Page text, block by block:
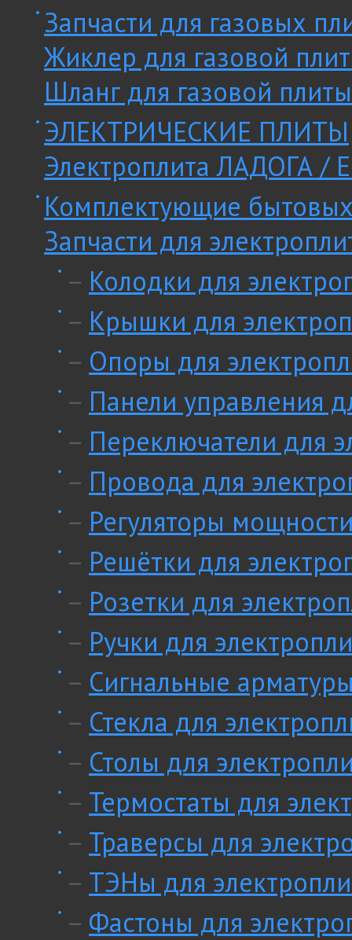
Запчасти для газовых
Жиклер для газовой
Шланг для газовой плиты
ЭЛЕКТРИЧЕСКИЕ ПЛИТЫ
Электроплита ЛАДОГА /
Комплектующие
Запчасти для
– Колодки для
– Крышки для
– Опоры для
– Панели управления
– Переключатели для
– Провода для
– Регуляторы
– Решётки для
– Розетки для
– Ручки для
– Сигнальные
– Стекла для
– Столы для
– Термостаты для
– Траверсы для
– ТЭНы для
– Фастоны для